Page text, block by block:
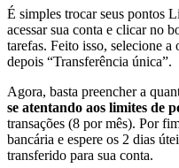
É simples trocar seus pontos
acessar sua conta e clicar no
tarefas. Feito isso, selecione
depois “Transferência única”.
Agora, basta preencher a
se atentando aos limites de
transações (8 por mês). Por
bancária e espere os 2 dias
transferido para sua conta.